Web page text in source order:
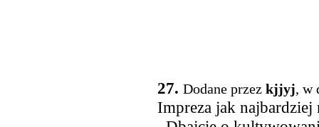
27. Dodane przez kjjyj, w
Impreza jak